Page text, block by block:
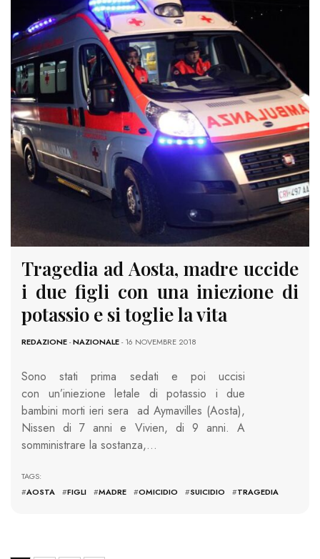
Tragedia ad Aosta, madre uccide
i due figli con una iniezione di
potassio e si toglie la vita
REDAZIONE-NAZIONALE- 16 NOVEMBRE 2018
Sono stati prima sedati e poi uccisi
con un’iniezione letale di potassio i due
bambini morti ieri sera ad Aymavilles (Aosta),
Nissen di 7 anni e Vivien, di 9 anni. A
somministrare la sostanza,…
TAGS:
#AOSTA #FIGLI #MADRE #OMICIDIO #SUICIDIO #TRAGEDIA